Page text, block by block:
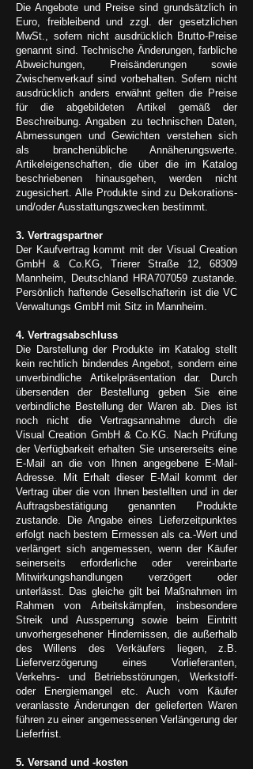
Die Angebote und Preise sind grundsätzlich in
Euro, freibleibend und zzgl. der gesetzlichen
MwSt., sofern nicht ausdrücklich Brutto-Preise
genannt sind. Technische Änderungen, farbliche
Abweichungen, Preisänderungen sowie
Zwischenverkauf sind vorbehalten. Sofern nicht
ausdrücklich anders erwähnt gelten die Preise
für die abgebildeten Artikel gemäß der
Beschreibung. Angaben zu technischen Daten,
Abmessungen und Gewichten verstehen sich
als branchenübliche Annäherungswerte.
Artikeleigenschaften, die über die im Katalog
beschriebenen hinausgehen, werden nicht
zugesichert. Alle Produkte sind zu Dekorations-
und/oder Ausstattungszwecken bestimmt.
3. Vertragspartner
Der Kaufvertrag kommt mit der Visual Creation
GmbH & Co.KG, Trierer Straße 12, 68309
Mannheim, Deutschland HRA707059 zustande.
Persönlich haftende Gesellschafterin ist die VC
Verwaltungs GmbH mit Sitz in Mannheim.
4. Vertragsabschluss
Die Darstellung der Produkte im Katalog stellt
kein rechtlich bindendes Angebot, sondern eine
unverbindliche Artikelpräsentation dar. Durch
übersenden der Bestellung geben Sie eine
verbindliche Bestellung der Waren ab. Dies ist
noch nicht die Vertragsannahme durch die
Visual Creation GmbH & Co.KG. Nach Prüfung
der Verfügbarkeit erhalten Sie unsererseits eine
E-Mail an die von Ihnen angegebene E-Mail-
Adresse. Mit Erhalt dieser E-Mail kommt der
Vertrag über die von Ihnen bestellten und in der
Auftragsbestätigung genannten Produkte
zustande. Die Angabe eines Lieferzeitpunktes
erfolgt nach bestem Ermessen als ca.-Wert und
verlängert sich angemessen, wenn der Käufer
seinerseits erforderliche oder vereinbarte
Mitwirkungshandlungen verzögert oder
unterlässt. Das gleiche gilt bei Maßnahmen im
Rahmen von Arbeitskämpfen, insbesondere
Streik und Aussperrung sowie beim Eintritt
unvorhergesehener Hindernissen, die außerhalb
des Willens des Verkäufers liegen, z.B.
Lieferverzögerung eines Vorlieferanten,
Verkehrs- und Betriebsstörungen, Werkstoff-
oder Energiemangel etc. Auch vom Käufer
veranlasste Änderungen der gelieferten Waren
führen zu einer angemessenen Verlängerung der
Lieferfrist.
5. Versand und -kosten